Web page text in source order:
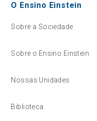
O Ensino Einstein
Sobre a Sociedade
Sobre o Ensino Einstein
Nossas Unidades
Biblioteca